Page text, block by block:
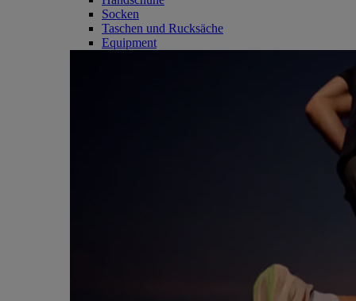
Socken
Taschen und Rucksäche
Equipment